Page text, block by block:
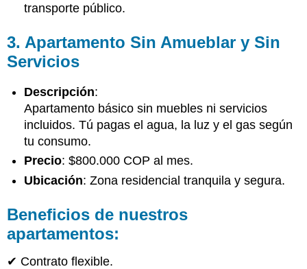
transporte público.
3. Apartamento Sin Amueblar y Sin
Servicios
Descripción:
Apartamento básico sin muebles ni servicios
incluidos. Tú pagas el agua, la luz y el gas según
tu consumo.
Precio: $800.000 COP al mes.
Ubicación: Zona residencial tranquila y segura.
Beneficios de nuestros
apartamentos:
✔ Contrato flexible.